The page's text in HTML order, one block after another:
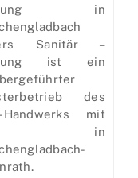
in
Sanitär –
ist ein
des
Handwerks mit
in